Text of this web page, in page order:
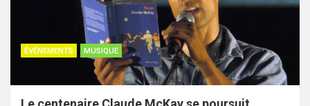
ÉVÉNEMENTS MUSIQUE